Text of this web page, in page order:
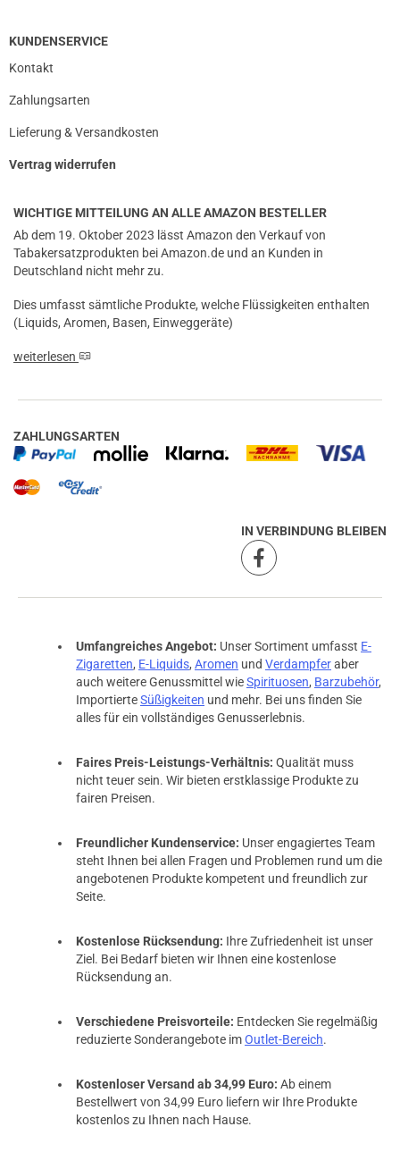
KUNDENSERVICE
Kontakt
Zahlungsarten
Lieferung & Versandkosten
Vertrag widerrufen
WICHTIGE MITTEILUNG AN ALLE AMAZON BESTELLER
Ab dem 19. Oktober 2023 lässt Amazon den Verkauf von
Tabakersatzprodukten bei Amazon.de und an Kunden in
Deutschland nicht mehr zu.
Dies umfasst sämtliche Produkte, welche Flüssigkeiten enthalten
(Liquids, Aromen, Basen, Einweggeräte)
weiterlesen
ZAHLUNGSARTEN
IN VERBINDUNG BLEIBEN
Umfangreiches Angebot: Unser Sortiment umfasst E-
Zigaretten, E-Liquids, Aromen und Verdampferaber
auch weitere Genussmittel wieSpirituosen, Barzubehör,
ImportierteSüßigkeiten und mehr. Bei uns finden Sie
alles für ein vollständiges Genusserlebnis.
Faires Preis-Leistungs-Verhältnis: Qualität muss
nicht teuer sein. Wir bieten erstklassige Produkte zu
fairen Preisen.
Freundlicher Kundenservice: Unser engagiertes Team
steht Ihnen bei allen Fragen und Problemen rund um die
angebotenen Produkte kompetent und freundlich zur
Seite.
Kostenlose Rücksendung: Ihre Zufriedenheit ist unser
Ziel. Bei Bedarf bieten wir Ihnen eine kostenlose
Rücksendung an.
Verschiedene Preisvorteile: Entdecken Sie regelmäßig
reduzierte Sonderangebote imOutlet-Bereich.
Kostenloser Versand ab 34,99 Euro: Ab einem
Bestellwert von 34,99 Euro liefern wir Ihre Produkte
kostenlos zu Ihnen nach Hause.